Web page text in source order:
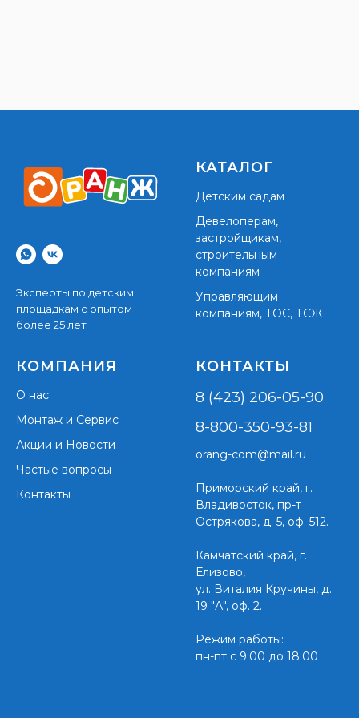
Эксперты по детским
площадкам с опытом
более 25 лет
КАТАЛОГ
Детским садам
Девелоперам,
застройщикам,
строительным
компаниям
Управляющим
компаниям, ТОС, ТСЖ
КОМПАНИЯ
О нас
Монтаж и Сервис
Акции и Новости
Частые вопросы
Контакты
КОНТАКТЫ
8 (423) 206-05-90
8-800-350-93-81
orang-com@mail.ru
Приморский край, г.
Владивосток, пр-т
Острякова, д. 5, оф. 512.
Камчатский край, г.
Елизово,
ул. Виталия Кручины, д.
19 "А", оф. 2.
Режим работы:
пн-пт с 9:00 до 18:00